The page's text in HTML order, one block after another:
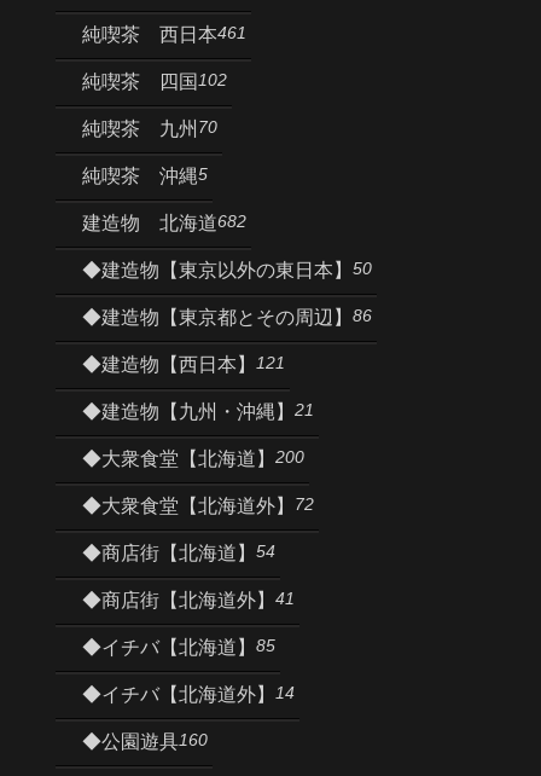
純喫茶 西日本461
純喫茶 四国102
純喫茶 九州 70
純喫茶 沖縄5
建造物 北海道682
◆建造物【東京以外の東日本】 50
◆建造物【東京都とその周辺】 86
◆建造物【西日本】 121
◆建造物【九州・沖縄】 21
◆大衆食堂【北海道】 200
◆大衆食堂【北海道外】 72
◆商店街【北海道】 54
◆商店街【北海道外】 41
◆イチバ【北海道】 85
◆イチバ【北海道外】 14
◆公園遊具160